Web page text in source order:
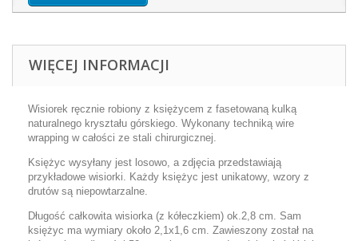
WIĘCEJ INFORMACJI
Wisiorek ręcznie robiony z księżycem z fasetowaną kulką
naturalnego kryształu górskiego. Wykonany techniką wire
wrapping w całości ze stali chirurgicznej.
Księżyc wysyłany jest losowo, a zdjęcia przedstawiają
przykładowe wisiorki. Każdy księżyc jest unikatowy, wzory z
drutów są niepowtarzalne.
Długość całkowita wisiorka (z kółeczkiem) ok.2,8 cm. Sam
księżyc ma wymiary około 2,1x1,6 cm. Zawieszony został na